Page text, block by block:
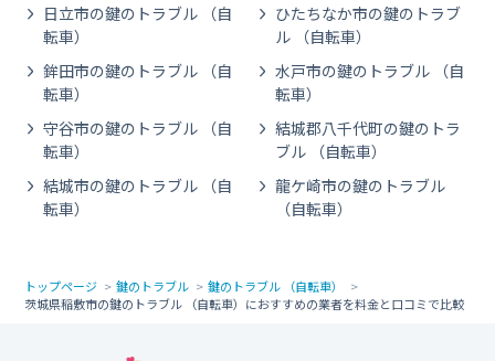
日立市の鍵のトラブル （自
転車）
ひたちなか市の鍵のトラブ
ル （自転車）
鉾田市の鍵のトラブル （自
転車）
水戸市の鍵のトラブル （自
転車）
守谷市の鍵のトラブル （自
転車）
結城郡八千代町の鍵のトラ
ブル （自転車）
結城市の鍵のトラブル （自
転車）
龍ケ崎市の鍵のトラブル
（自転車）
トップページ 鍵のトラブル
鍵のトラブル （自転車）
茨城県稲敷市の鍵のトラブル （自転車）におすすめの業者を料金と口コミで比較